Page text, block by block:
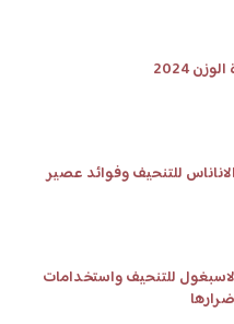
2024
للتنحيف وفوائد عصير
للتنحيف واستخدامات